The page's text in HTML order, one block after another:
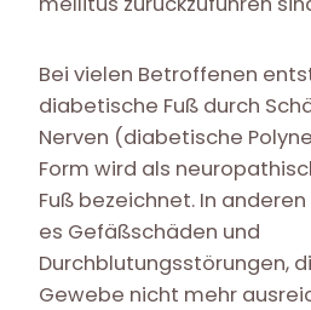
Bei vielen Betroffenen
diabetische Fuß durch
Nerven (diabetische
Form wird als
Fuß bezeichnet. In anderen
es Gefäßschäden und
Durchblutungsstörungen,
Gewebe nicht mehr